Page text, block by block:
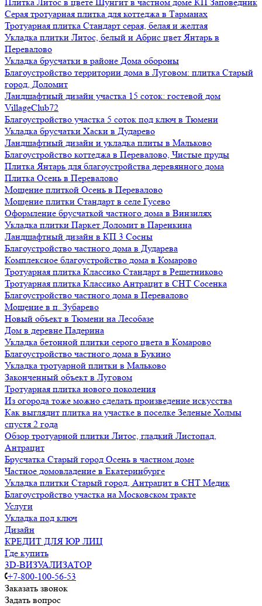
Серая тротуарная плитка для коттеджа в Тарманах
Тротуарная плитка Стандарт серая, белая и желтая
Укладка плитки Литос, белый и Абрис цвет Янтарь в
Перевалово
Укладка брусчатки в районе Дома обороны
Благоустройство территории дома в Луговом: плитка Старый
город, Доломит
Ландшафтный дизайн участка 15 соток: гостевой дом
VillageClub72
Благоустройство участка 5 соток под ключ в Тюмени
Укладка брусчатки Хаски в Дударево
Ландшафтный дизайн и укладка плиты в Мальково
Благоустройство коттеджа в Перевалово, Чистые пруды
Плитка Янтарь для благоустройства деревянного дома
Плитка Осень в Перевалово
Мощение плиткой Осень в Перевалово
Мощение плитки Стандарт в селе Гусево
Оформление брусчаткой частного дома в Винзилях
Укладка плитки Паркет Доломит в Паренкина
Ландшафтный дизайн в КП 3 Сосны
Благоустройство частного дома в Дударева
Комплексное благоустройство дома в Комарово
Тротуарная плитка Классико Стандарт в Решетниково
Тротуарная плитка Классико Антрацит в СНТ Сосенка
Благоустройство частного дома в Перевалово
Мощение в п. Зубарево
Новый объект в Тюмени на Лесобазе
Дом в деревне Падерина
Укладка бетонной плитки серого цвета в Комарово
Благоустройство частного дома в Букино
Укладка тротуарной плитки в Мальково
Законченный объект в Луговом
Тротуарная плитка нового поколения
Из огорода тоже можно сделать произведение искусства
Как выглядит плитка на участке в поселке Зеленые Холмы
спустя 2 года
Обзор тротуарной плитки Литос, гладкий Листопад,
Антрацит
Брусчатка Старый город Осень в частном доме
Частное домовладение в Екатеринбурге
Укладка плитки Старый город, Антрацит в СНТ Медик
Благоустройство участка на Московском тракте
Услуги
Укладка под ключ
Дизайн
КРЕДИТ ДЛЯ ЮР ЛИЦ
Где купить
3D-ВИЗУАЛИЗАТОР
+7-800-100-56-53
Заказать звонок
Задать вопрос